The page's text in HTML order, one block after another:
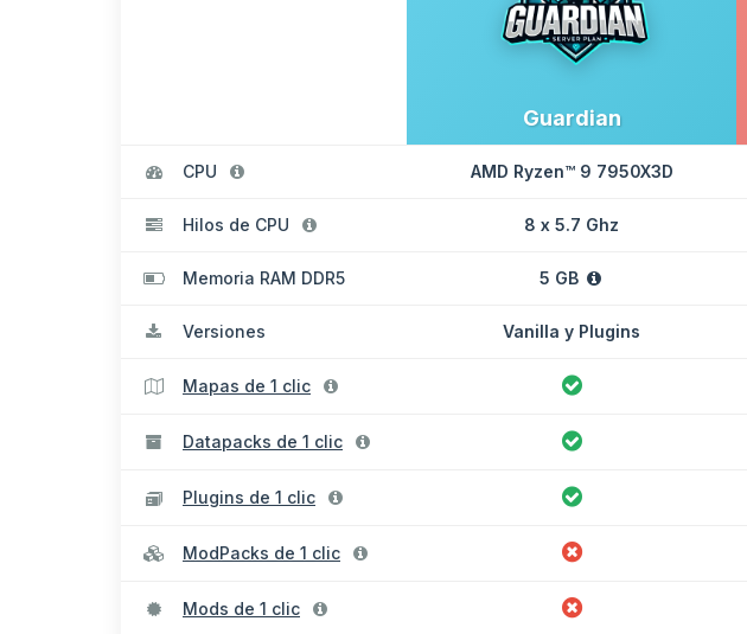
Guardian
CPU AMD Ryzen™ 9 7950X3D
Hilos de CPU 8 x 5.7 Ghz
Memoria RAM DDR5 5 GB
Versiones Vanilla y Plugins
Mapas de 1 clic
Datapacks de 1 clic
Plugins de 1 clic
ModPacks de 1 clic
Mods de 1 clic